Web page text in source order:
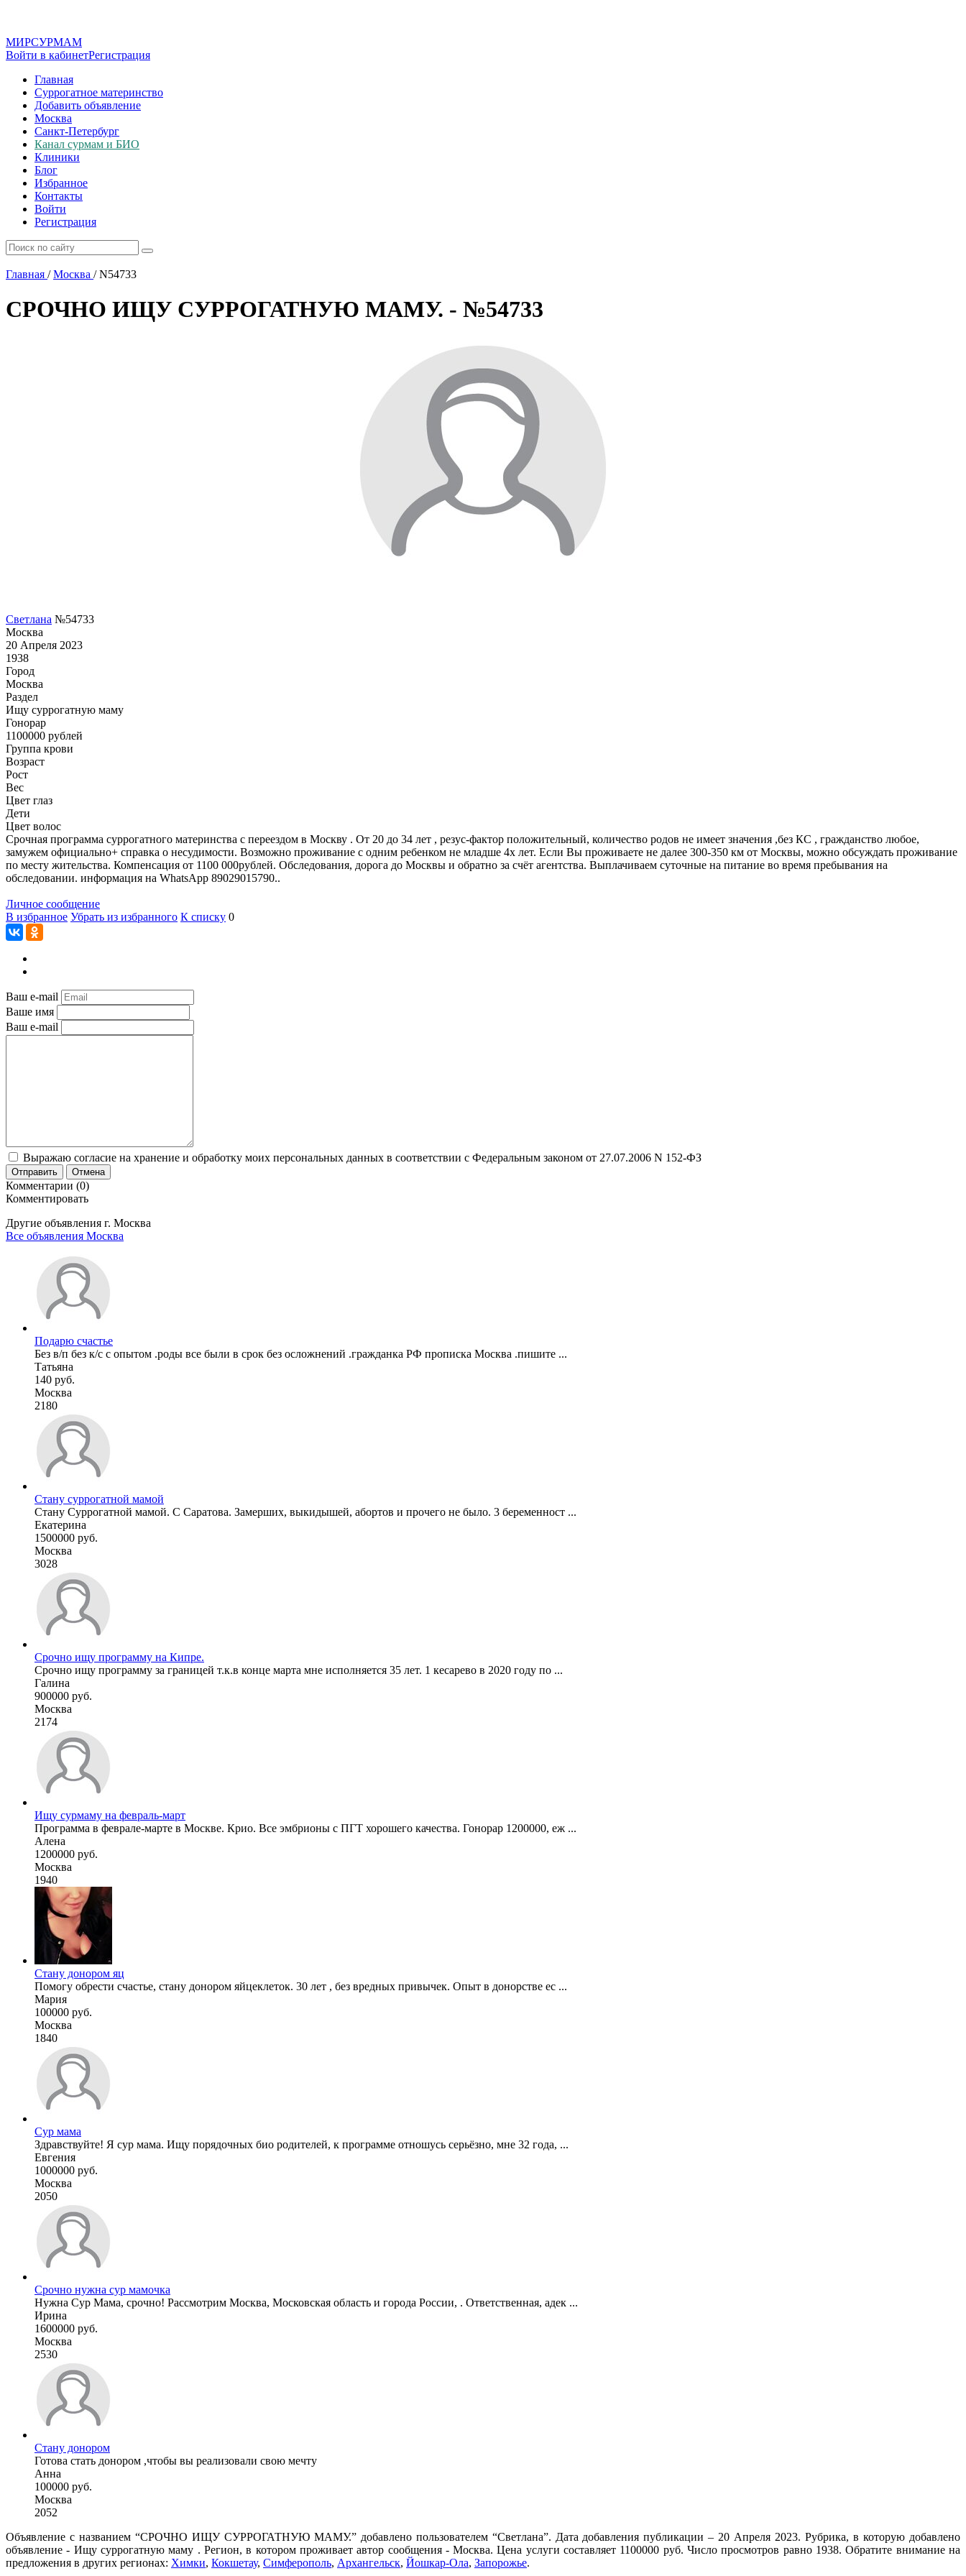
МИРСУРМАМ
Войти в кабинетРегистрация
Главная
Суррогатное материнство
Добавить объявление
Москва
Санкт-Петербург
Канал сурмам и БИО
Клиники
Блог
Избранное
Контакты
Войти
Регистрация
Главная / Москва /N54733
СРОЧНО ИЩУ СУРРОГАТНУЮ МАМУ. - №54733
Светлана №54733
Москва
20 Апреля 2023
1938
Город
Москва
Раздел
Ищу суррогатную маму
Гонoрар
1100000 рублей
Группа крови
Возраст
Рост
Вес
Цвет глаз
Дети
Цвет волос
Срочная программа суррогатного материнства с переездом в Москву . От 20 до 34 лет , резус-фактор положительный, количество родов не имеет значения ,без КС , гражданство любое,
замужем официально+ справка о несудимости. Возможно проживание с одним ребенком не младше 4х лет. Если Вы проживаете не далее 300-350 км от Москвы, можно обсуждать проживание
по месту жительства. Компенсация от 1100 000рублей. Обследования, дорога до Москвы и обратно за счёт агентства. Выплачиваем суточные на питание во время пребывания на
обследовании. информация на WhatsApp 89029015790..
Личное сообщение
В избранное Убрать из избранного К списку 0
Ваш e-mail
Ваше имя
Ваш e-mail
Выражаю согласие на хранение и обработку моих персональных данных в соответствии с Федеральным законом от 27.07.2006 N 152-ФЗ
Отправить Отмена
Комментарии (0)
Комментировать
Другие объявления г. Москва
Все объявления Москва
Подарю счастье
Без в/п без к/с с опытом .роды все были в срок без осложнений .гражданка РФ прописка Москва .пишите ...
Татьяна
140 руб.
Москва
2180
Стану суррогатной мамой
Стану Суррогатной мамой. С Саратова. Замерших, выкидышей, абортов и прочего не было. 3 беременност ...
Екатерина
1500000 руб.
Москва
3028
Срочно ищу программу на Кипре.
Срочно ищу программу за границей т.к.в конце марта мне исполняется 35 лет. 1 кесарево в 2020 году по ...
Галина
900000 руб.
Москва
2174
Ищу сурмаму на февраль-март
Программа в феврале-марте в Москве. Крио. Все эмбрионы с ПГТ хорошего качества. Гонорар 1200000, еж ...
Алена
1200000 руб.
Москва
1940
Стану донором яц
Помогу обрести счастье, стану донором яйцеклеток. 30 лет , без вредных привычек. Опыт в донорстве ес ...
Мария
100000 руб.
Москва
1840
Сур мама
Здравствуйте! Я сур мама. Ищу порядочных био родителей, к программе отношусь серьёзно, мне 32 года, ...
Евгения
1000000 руб.
Москва
2050
Срочно нужна сур мамочка
Нужна Сур Мама, срочно! Рассмотрим Москва, Московская область и города России, . Ответственная, адек ...
Ирина
1600000 руб.
Москва
2530
Стану донором
Готова стать донором ,чтобы вы реализовали свою мечту
Анна
100000 руб.
Москва
2052
Объявление с названием “СРОЧНО ИЩУ СУРРОГАТНУЮ МАМУ.” добавлено пользователем “Светлана”. Дата добавления публикации – 20 Апреля 2023. Рубрика, в которую добавлено
объявление - Ищу суррогатную маму . Регион, в котором проживает автор сообщения - Москва. Цена услуги составляет 1100000 руб. Число просмотров равно 1938. Обратите внимание на
предложения в других регионах: Химки, Кокшетау, Симферополь, Архангельск, Йошкар-Ола, Запорожье.